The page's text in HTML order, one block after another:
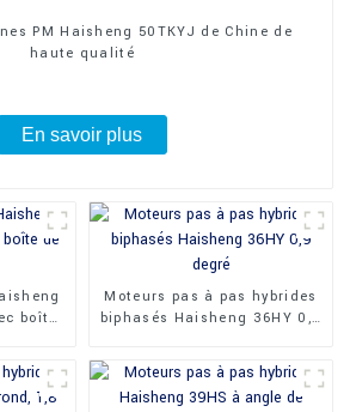
PM Haisheng 50TKYJ de Chine de
haute qualité
En savoir plus
boîte
Moteurs pas à pas hybrides
biphasés Haisheng 36HY 0,9